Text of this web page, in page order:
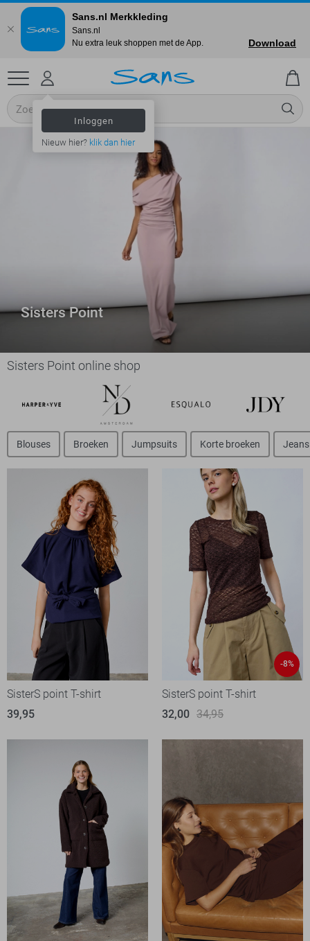
Inloggen
Nieuw hier? klik dan hier
Sisters Point
Sisters Point online shop
Blouses Broeken Jumpsuits Korte broeken Jeans
SisterS point T-shirt
39,95
-8%
SisterS point T-shirt
32,00 34,95
Sans.nl Merkkleding
Sans.nl
Nu extra leuk shoppen met de App.
Download